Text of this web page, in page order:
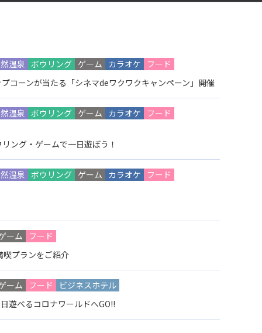
温泉 ボウリング ゲーム カラオケ
フード
コーンが当たる「シネマdeワクワクキャンペーン」開催
温泉 ボウリング ゲーム カラオケ フード
ング・ゲームで一日遊ぼう！
温泉 ボウリング ゲーム カラオケ フード
ーム
フード
喫プランをご紹介
ーム フード
ビジネスホテル
遊べるコロナワールドへGO!!